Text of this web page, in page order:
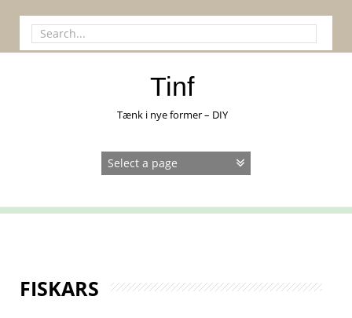
Search
for:
Tinf
Tænk i nye former – DIY
FISKARS